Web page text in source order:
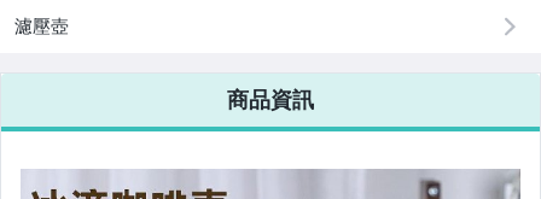
濾壓壺
商品資訊